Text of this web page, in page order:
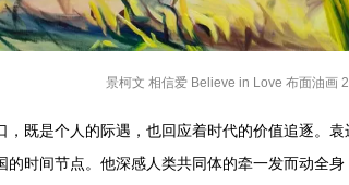
景柯文 相信爱 Believe in Love 布面油画
既是个人的际遇，也回应着时代的价值追逐。袁
的时间节点。他深感人类共同体的牵一发而动全